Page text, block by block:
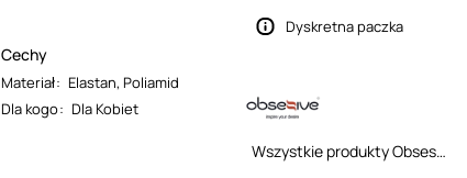
Cechy
Materiał: Elastan, Poliamid
Dla kogo: Dla Kobiet
Dyskretna paczka
Wszystkie produkty Obsessive